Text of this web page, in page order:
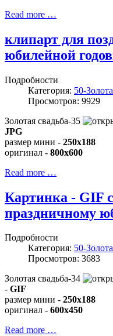
Read more …
клипарт для
юбилейной
Подробности
Категория: 50-
Просмотров: 9929
Золотая свадьба-35
JPG
размер мини - 250x188
оригинал - 800x600
Read more …
Картинка - GIF
праздничному
Подробности
Категория: 50-
Просмотров: 3683
Золотая свадьба-34
- GIF
размер мини - 250x188
оригинал - 600x450
Read more …